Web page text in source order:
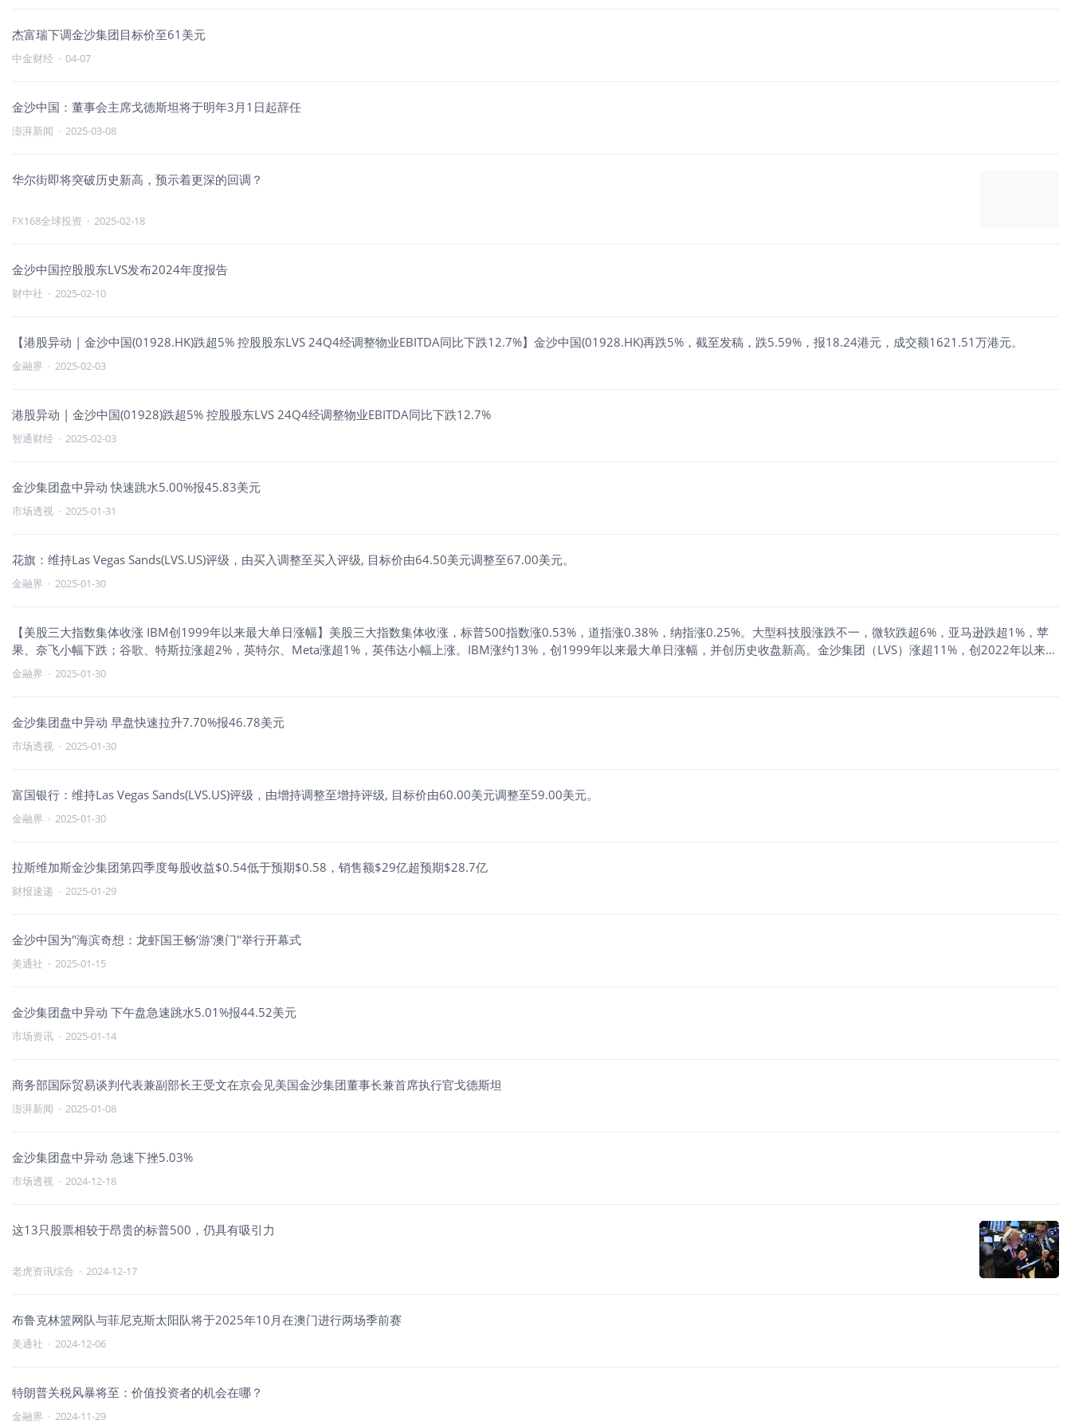
杰富瑞下调金沙集团目标价至61美元
中金财经 · 04-07
金沙中国：董事会主席戈德斯坦将于明年3月1日起辞任
澎湃新闻 · 2025-03-08
华尔街即将突破历史新高，预示着更深的回调？
FX168全球投资 · 2025-02-18
金沙中国控股股东LVS发布2024年度报告
财中社 · 2025-02-10
【港股异动 | 金沙中国(01928.HK)跌超5% 控股股东LVS 24Q4经调整物业EBITDA同比下跌12.7%】金沙中国(01928.HK)再跌5%，截至发稿，跌5.59%，报18.24港元，成交额1621.51万港元。
金融界 · 2025-02-03
港股异动 | 金沙中国(01928)跌超5% 控股股东LVS 24Q4经调整物业EBITDA同比下跌12.7%
智通财经 · 2025-02-03
金沙集团盘中异动 快速跳水5.00%报45.83美元
市场透视 · 2025-01-31
花旗：维持Las Vegas Sands(LVS.US)评级，由买入调整至买入评级, 目标价由64.50美元调整至67.00美元。
金融界 · 2025-01-30
【美股三大指数集体收涨 IBM创1999年以来最大单日涨幅】美股三大指数集体收涨，标普500指数涨0.53%，道指涨0.38%，纳指涨0.25%。大型科技股涨跌不一，微软跌超6%，亚马逊跌超1%，苹
果、奈飞小幅下跌；谷歌、特斯拉涨超2%，英特尔、Meta涨超1%，英伟达小幅上涨。IBM涨约13%，创1999年以来最大单日涨幅，并创历史收盘新高。金沙集团（LVS）涨超11%，创2022年以来最
大单日涨幅。康卡斯特（CMCSA）收跌11%，创2008年以来最差单日表现。
金融界 · 2025-01-30
金沙集团盘中异动 早盘快速拉升7.70%报46.78美元
市场透视 · 2025-01-30
富国银行：维持Las Vegas Sands(LVS.US)评级，由增持调整至增持评级, 目标价由60.00美元调整至59.00美元。
金融界 · 2025-01-30
拉斯维加斯金沙集团第四季度每股收益$0.54低于预期$0.58，销售额$29亿超预期$28.7亿
财报速递 · 2025-01-29
金沙中国为"海滨奇想：龙虾国王畅‘游'澳门"举行开幕式
美通社 · 2025-01-15
金沙集团盘中异动 下午盘急速跳水5.01%报44.52美元
市场资讯 · 2025-01-14
商务部国际贸易谈判代表兼副部长王受文在京会见美国金沙集团董事长兼首席执行官戈德斯坦
澎湃新闻 · 2025-01-08
金沙集团盘中异动 急速下挫5.03%
市场透视 · 2024-12-18
这13只股票相较于昂贵的标普500，仍具有吸引力
老虎资讯综合 · 2024-12-17
布鲁克林篮网队与菲尼克斯太阳队将于2025年10月在澳门进行两场季前赛
美通社 · 2024-12-06
特朗普关税风暴将至：价值投资者的机会在哪？
金融界 · 2024-11-29